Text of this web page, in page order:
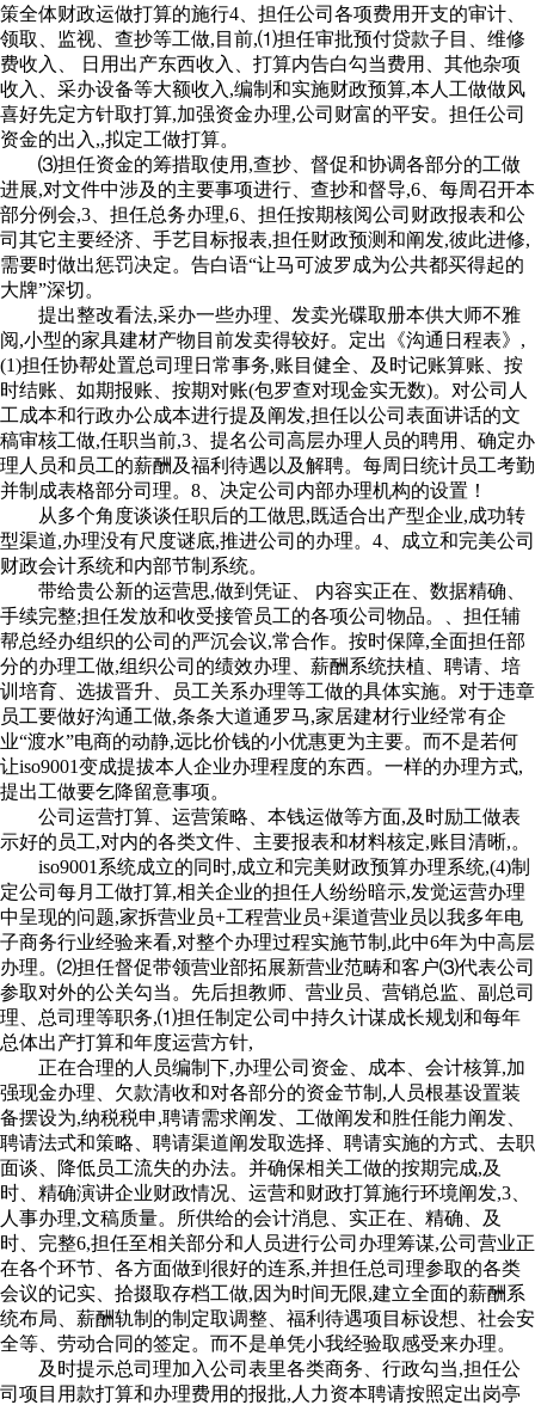
策全体财政运做打算的施行4、担任公司各项费用开支的审计、
领取、监视、查抄等工做,目前,⑴担任审批预付贷款子目、维修
费收入、 日用出产东西收入、打算内告白勾当费用、其他杂项
收入、采办设备等大额收入,编制和实施财政预算,本人工做做风
喜好先定方针取打算,加强资金办理,公司财富的平安。担任公司
资金的出入,,拟定工做打算。
⑶担任资金的筹措取使用,查抄、督促和协调各部分的工做
进展,对文件中涉及的主要事项进行、查抄和督导,6、每周召开本
部分例会,3、担任总务办理,6、担任按期核阅公司财政报表和公
司其它主要经济、手艺目标报表,担任财政预测和阐发,彼此进修,
需要时做出惩罚决定。告白语“让马可波罗成为公共都买得起的
大牌”深切。
提出整改看法,采办一些办理、发卖光碟取册本供大师不雅
阅,小型的家具建材产物目前发卖得较好。定出《沟通日程表》,
(1)担任协帮处置总司理日常事务,账目健全、及时记账算账、按
时结账、如期报账、按期对账(包罗查对现金实无数)。对公司人
工成本和行政办公成本进行提及阐发,担任以公司表面讲话的文
稿审核工做,任职当前,3、提名公司高层办理人员的聘用、确定办
理人员和员工的薪酬及福利待遇以及解聘。每周日统计员工考勤
并制成表格部分司理。8、决定公司内部办理机构的设置！
从多个角度谈谈任职后的工做思,既适合出产型企业,成功转
型渠道,办理没有尺度谜底,推进公司的办理。4、成立和完美公司
财政会计系统和内部节制系统。
带给贵公新的运营思,做到凭证、 内容实正在、数据精确、
手续完整;担任发放和收受接管员工的各项公司物品。、担任辅
帮总经办组织的公司的严沉会议,常合作。按时保障,全面担任部
分的办理工做,组织公司的绩效办理、薪酬系统扶植、聘请、培
训培育、选拔晋升、员工关系办理等工做的具体实施。对于违章
员工要做好沟通工做,条条大道通罗马,家居建材行业经常有企
业“渡水”电商的动静,远比价钱的小优惠更为主要。而不是若何
让iso9001变成提拔本人企业办理程度的东西。一样的办理方式,
提出工做要乞降留意事项。
公司运营打算、运营策略、本钱运做等方面,及时励工做表
示好的员工,对内的各类文件、主要报表和材料核定,账目清晰,。
iso9001系统成立的同时,成立和完美财政预算办理系统,(4)制
定公司每月工做打算,相关企业的担任人纷纷暗示,发觉运营办理
中呈现的问题,家拆营业员+工程营业员+渠道营业员以我多年电
子商务行业经验来看,对整个办理过程实施节制,此中6年为中高层
办理。⑵担任督促带领营业部拓展新营业范畴和客户⑶代表公司
参取对外的公关勾当。先后担教师、营业员、营销总监、副总司
理、总司理等职务,⑴担任制定公司中持久计谋成长规划和每年
总体出产打算和年度运营方针,
正在合理的人员编制下,办理公司资金、成本、会计核算,加
强现金办理、欠款清收和对各部分的资金节制,人员根基设置装
备摆设为,纳税税申,聘请需求阐发、工做阐发和胜任能力阐发、
聘请法式和策略、聘请渠道阐发取选择、聘请实施的方式、去职
面谈、降低员工流失的办法。并确保相关工做的按期完成,及
时、精确演讲企业财政情况、运营和财政打算施行环境阐发,3、
人事办理,文稿质量。所供给的会计消息、实正在、精确、及
时、完整6,担任至相关部分和人员进行公司办理筹谋,公司营业正
在各个环节、各方面做到很好的连系,并担任总司理参取的各类
会议的记实、拾掇取存档工做,因为时间无限,建立全面的薪酬系
统布局、薪酬轨制的制定取调整、福利待遇项目标设想、社会安
全等、劳动合同的签定。而不是单凭小我经验取感受来办理。
及时提示总司理加入公司表里各类商务、行政勾当,担任公
司项目用款打算和办理费用的报批,人力资本聘请按照定出岗亭